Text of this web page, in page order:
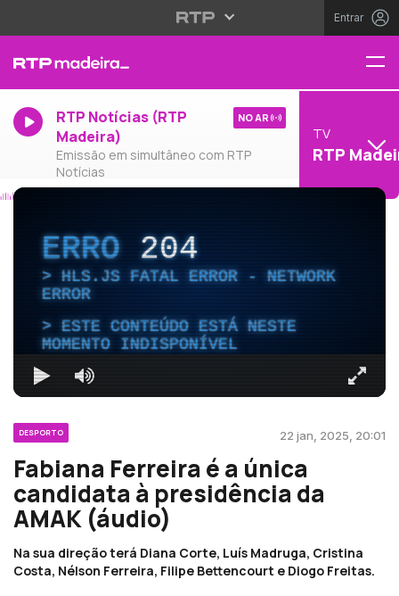
Entrar
RTP Notícias (RTP
Madeira)
Emissão em simultâneo com RTP
Notícias
NO AR
TV
RTP
ERRO204
HLS.JS FATAL ERROR - NETWORK
ERROR
ESTE CONTEÚDO ESTÁ NESTE
MOMENTO INDISPONÍVEL
DESPORTO 22 jan, 2025, 20:01
Fabiana Ferreira é a única
candidata à presidência da
AMAK (áudio)
Na sua direção terá Diana Corte, Luís Madruga, Cristina
Costa, Nélson Ferreira, Filipe Bettencourt e Diogo Freitas.